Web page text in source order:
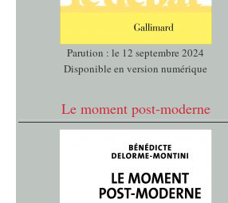
Parution : le 12 septembre 2024
Disponible en version numérique
Le moment post-moderne